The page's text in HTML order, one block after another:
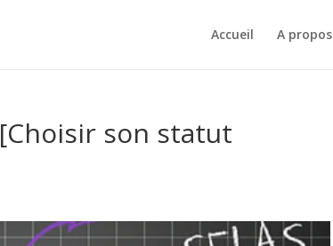
Accueil A propos
son statut